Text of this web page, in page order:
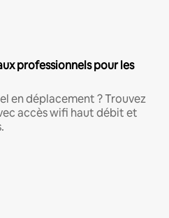
professionnels pour les
en déplacement ? Trouvez
accès wifi haut débit et